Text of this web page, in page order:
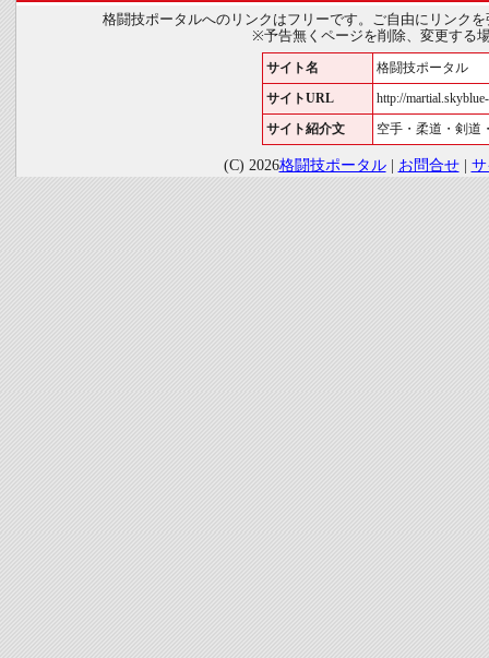
格闘技ポータルへのリンクはフリーです。ご自由にリンク
※予告無くページを削除、変更する
サイト名 格闘技ポータル
サイトURL http://
サイト紹介文 空手・柔道・剣道
(C) 2026格闘技ポータル| お問合せ|